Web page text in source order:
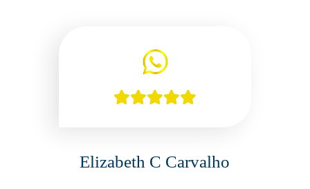
Elizabeth C Carvalho